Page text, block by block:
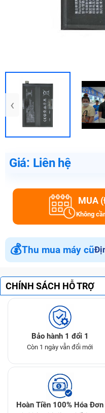
‹
Giá: Liên hệ
MUA
Không
💰Thu mua máy cũ
CHÍNH SÁCH HỖ TRỢ
Bảo hành 1 đổi 1
Còn 1 ngày vẫn đổi mới
Hoàn Tiền 100% Hóa Đơn